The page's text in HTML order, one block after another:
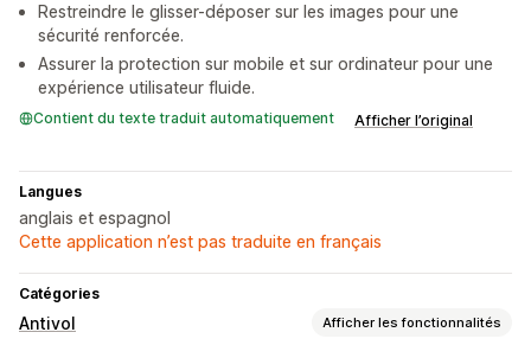
Restreindre le glisser-déposer sur les images pour une
sécurité renforcée.
Assurer la protection sur mobile et sur ordinateur pour une
expérience utilisateur fluide.
Contient du texte traduit automatiquement Afficher l’original
Langues
anglais et espagnol
Cette application n’est pas traduite en français
Catégories
Antivol Afficher les fonctionnalités